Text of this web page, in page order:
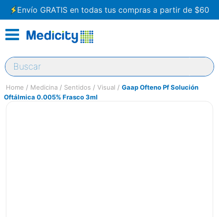
Envío GRATIS en todas tus compras a partir de $60
Buscar
Medicina Sentidos Visual
Gaap Ofteno Pf Solución
Oftálmica 0.005% Frasco 3ml